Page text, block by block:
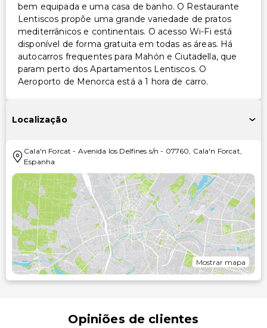
bem equipada e uma casa de banho. O Restaurante
Lentiscos propõe uma grande variedade de pratos
mediterrânicos e continentais. O acesso Wi-Fi está
disponível de forma gratuita em todas as áreas. Há
autocarros frequentes para Mahón e Ciutadella, que
param perto dos Apartamentos Lentiscos. O
Aeroporto de Menorca está a 1 hora de carro.
Localização
Cala'n Forcat - Avenida los Delfines s/n - 07760 Cala'n Forcat
Espanha
Mostrar mapa
Opiniões de clientes